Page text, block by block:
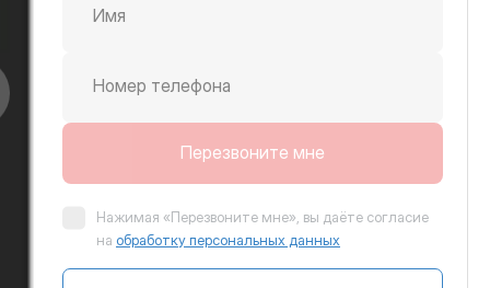
вправо
Имя
Номер телефона
Перезвоните мне
Нажимая «Перезвоните мне», вы даёте согласие
на обработку персональных данных